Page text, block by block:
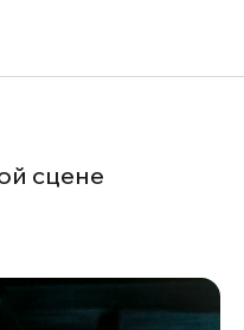
сцене